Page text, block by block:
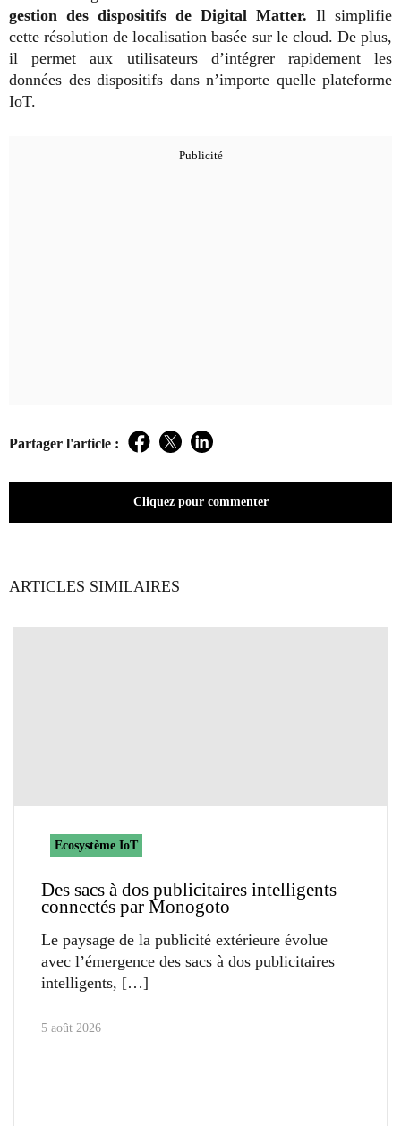
gestion des dispositifs de Digital Matter. Il simplifie
cette résolution de localisation basée sur le cloud. De plus,
il permet aux utilisateurs d’intégrer rapidement les
données des dispositifs dans n’importe quelle plateforme
IoT.
Partager l'article : Facebook
TwitterLinkedIn
Cliquez pour commenter
ARTICLES SIMILAIRES
Ecosystème IoT
Des sacs à dos publicitaires intelligents
connectés par Monogoto
Le paysage de la publicité extérieure évolue
avec l’émergence des sacs à dos publicitaires
intelligents,
5 août 2026